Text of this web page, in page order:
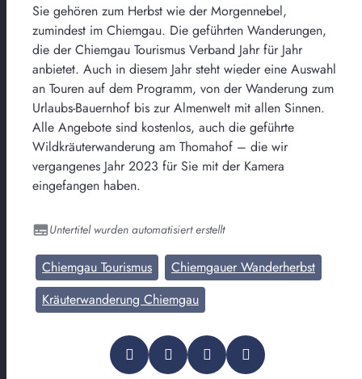
Sie gehören zum Herbst wie der Morgennebel,
zumindest im Chiemgau. Die geführten Wanderungen,
die der Chiemgau Tourismus Verband Jahr für Jahr
anbietet. Auch in diesem Jahr steht wieder eine Auswahl
an Touren auf dem Programm, von der Wanderung zum
Urlaubs-Bauernhof bis zur Almenwelt mit allen Sinnen.
Alle Angebote sind kostenlos, auch die geführte
Wildkräuterwanderung am Thomahof – die wir
vergangenes Jahr 2023 für Sie mit der Kamera
eingefangen haben.
Untertitel wurden automatisiert erstellt
Chiemgau Tourismus
Chiemgauer Wanderherbst
Kräuterwanderung Chiemgau